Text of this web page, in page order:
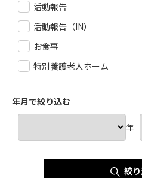
活動報告
活動報告（IN）
お食事
特別養護老人ホーム
年月で絞り込む
年
絞